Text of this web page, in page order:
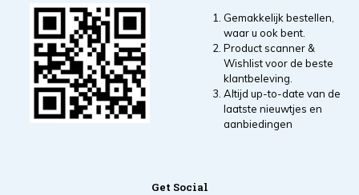
Gemakkelijk bestellen,
waar u ook bent.
Product scanner &
Wishlist voor de beste
klantbeleving.
Altijd up-to-date van de
laatste nieuwtjes en
aanbiedingen
Get Social